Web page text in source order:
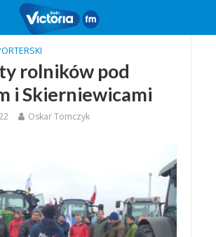
rolników pod
i Skierniewicami
Oskar Tomczyk